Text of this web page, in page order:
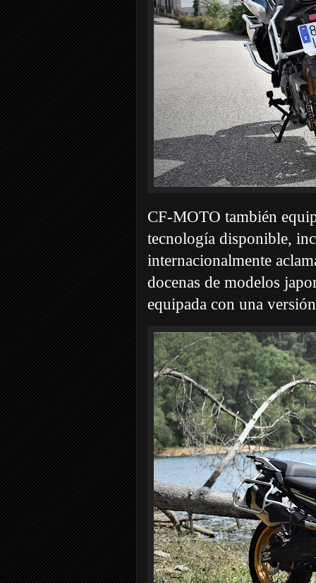
CF-MOTO también
tecnología disponible,
internacionalmente
docenas de modelos
equipada con una